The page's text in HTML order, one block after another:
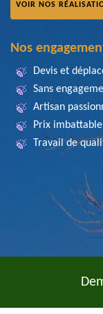
VOIR NOS
Nos
Devis et
Sans
Artisan
Prix imbattable
Travail de